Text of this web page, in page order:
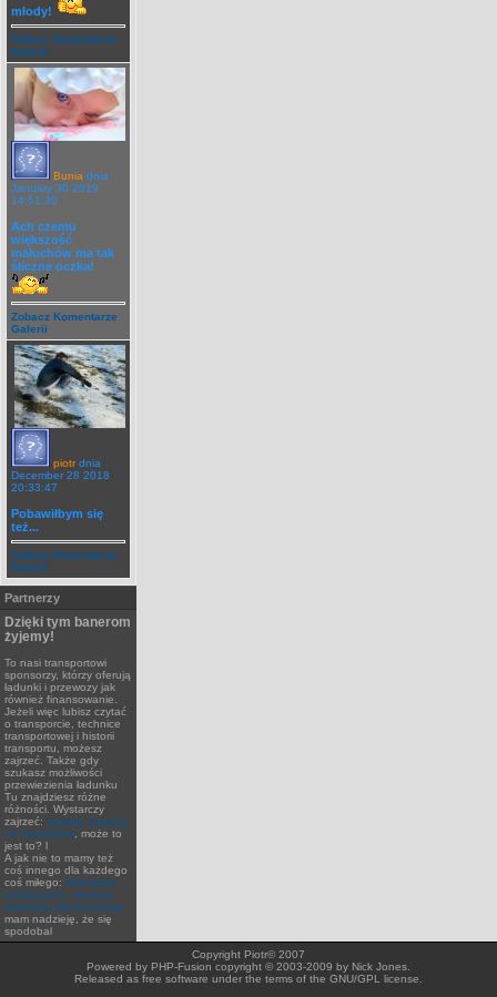
młody!
Zobacz Komentarze
Galerii
Bunia dnia
January 30 2019
14:51:30
Ach czemu
większość
maluchów ma tak
śliczne oczka!
Zobacz Komentarze
Galerii
piotr dnia
December 28 2018
20:33:47
Pobawiłbym się
też...
Zobacz Komentarze
Galerii
Partnerzy
Dzięki tym banerom
żyjemy!
To nasi transportowi
sponsorzy, którzy oferują
ładunki i przewozy jak
również finansowanie.
Jeżeli więc lubisz czytać
o transporcie, technice
transportowej i historii
transportu, możesz
zajrzeć. Także gdy
szukasz możliwości
przewiezienia ładunku
Tu znajdziesz różne
różności. Wystarczy
zajrzeć: leasing, leasing
na samochód , może to
jest to? l
A jak nie to mamy też
coś innego dla każdego
coś miłego: obliczenia
numeryczne, metoda
elementu skończonego
mam nadzieję, że się
spodobal
Copyright Piotr© 2007
Powered by PHP-Fusion copyright © 2003-2009 by Nick Jones.
Released as free software under the terms of the GNU/GPL license.